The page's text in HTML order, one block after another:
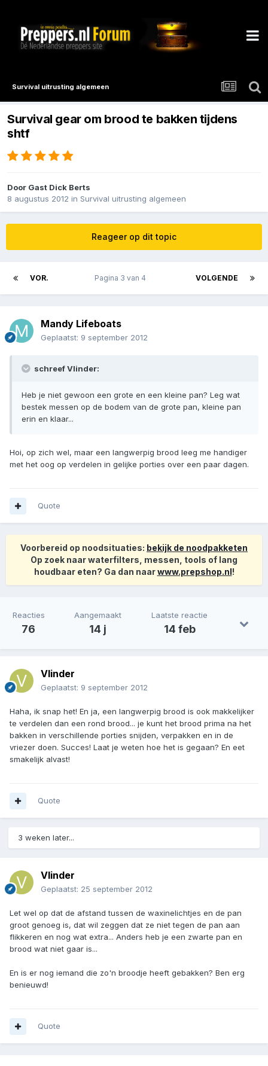
Survival uitrusting algemeen
Survival gear om brood te bakken tijdens
shtf
Door Gast Dick Berts
8 augustus 2012 in Survival uitrusting algemeen
Reageer op dit topic
VOR. VOLGENDE
Pagina 3 van 4
Mandy Lifeboats
Geplaatst: 9 september 2012
schreef Vlinder:
Heb je niet gewoon een grote en een kleine pan? Leg wat
bestek messen op de bodem van de grote pan, kleine pan
erin en klaar...
Hoi, op zich wel, maar een langwerpig brood leeg me handiger
met het oog op verdelen in gelijke porties over een paar dagen.
Quote
Voorbereid op noodsituaties: bekijk de noodpakketen
Op zoek naar waterfilters, messen, tools of lang
houdbaar eten? Ga dan naarwww.prepshop.nl!
Reacties
76
Aangemaakt
14 j
Laatste reactie
14 feb
Vlinder
Geplaatst: 9 september 2012
Haha, ik snap het! En ja, een langwerpig brood is ook makkelijker
te verdelen dan een rond brood... je kunt het brood prima na het
bakken in verschillende porties snijden, verpakken en in de
vriezer doen. Succes! Laat je weten hoe het is gegaan? En eet
smakelijk alvast!
Quote
3 weken later...
Vlinder
Geplaatst: 25 september 2012
Let wel op dat de afstand tussen de waxinelichtjes en de pan
groot genoeg is, dat wil zeggen dat ze niet tegen de pan aan
flikkeren en nog wat extra... Anders heb je een zwarte pan en
brood wat niet gaar is...
En is er nog iemand die zo'n broodje heeft gebakken? Ben erg
benieuwd!
Quote